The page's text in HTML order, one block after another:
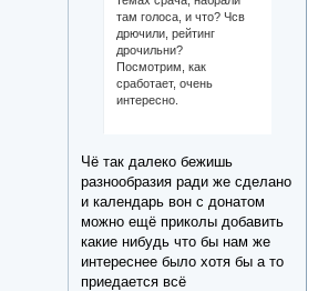
там голоса, и что? Чсв
дрючили, рейтинг
дрочильни?
Посмотрим, как
сработает, очень
интересно.
Чё так далеко бежишь
разнообразия ради же сделано
и календарь вон с донатом
можно ещё приколы добавить
какие нибудь что бы нам же
интереснее было хотя бы а то
приедается всё